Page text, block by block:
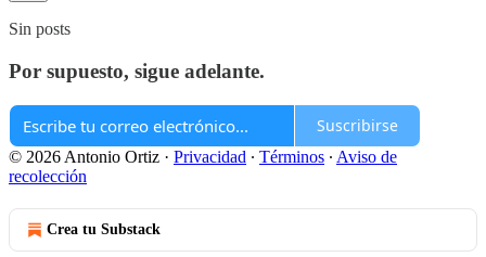
Sin posts
Por supuesto, sigue adelante.
Suscribirse
© 2026 Antonio Ortiz · Privacidad ∙ Términos ∙ Aviso de
recolección
Crea tu Substack